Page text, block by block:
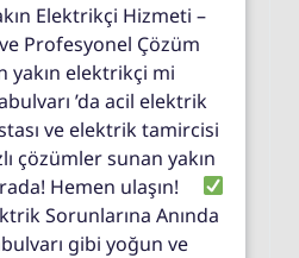
Elektrikçi Hizmeti –
Profesyonel Çözüm
yakın elektrikçi mi
’da acil elektrik
ve elektrik tamircisi
çözümler sunan yakın
Hemen ulaşın!
Sorunlarına Anında
gibi yoğun ve